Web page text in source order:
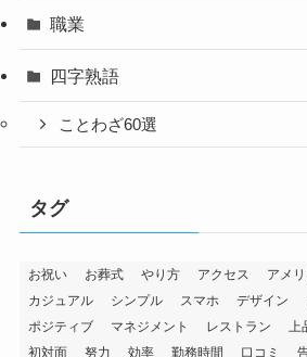
職業
四字熟語
ことわざ60選
タグ
お祝い お葬式 やり方 アクセス アメリ
カジュアル
シンプル スマホ デザイン
ポジティブ
マネジメント レストラン 上
初対面
努力 効率 勤務時間 口コミ